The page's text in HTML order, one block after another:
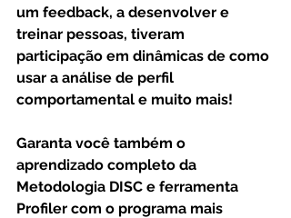
um feedback, a desenvolver e
treinar pessoas, tiveram
participação em dinâmicas de como
usar a análise de perfil
comportamental e muito mais!
Garanta você também o
aprendizado completo da
Metodologia DISC e ferramenta
Profiler com o programa mais